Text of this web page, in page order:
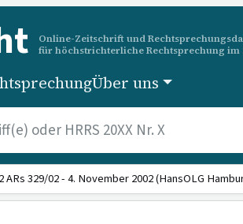
Online-Zeitschrift und
für höchstrichterliche Rechtsprechung im
Über uns
ARs 329/02 - 4. November 2002 (HansOLG